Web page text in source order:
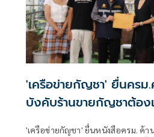
'เครือข่ายกัญชา' ยื่นครม
บังคับร้านขายกัญชาต้อง
'เครือข่ายกัญชา' ยื่นหนังสือครม. ค้า